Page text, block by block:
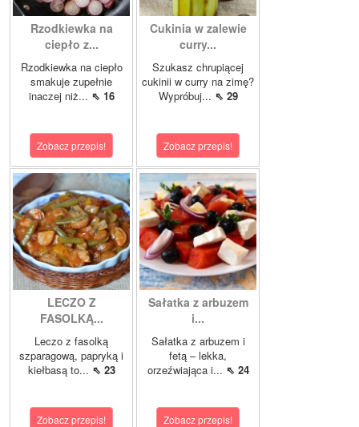
Rzodkiewka na
ciepło z...
Rzodkiewka na ciepło
smakuje zupełnie
inaczej niż... ⇖ 16
Zobacz przepis!
Cukinia w zalewie
curry...
Szukasz chrupiącej
cukinii w curry na zimę?
Wypróbuj... ⇖ 29
Zobacz przepis!
LECZO Z
FASOLKĄ...
Leczo z fasolką
szparagową, papryką i
kiełbasą to... ⇖ 23
Zobacz przepis!
Sałatka z arbuzem
i...
Sałatka z arbuzem i
fetą – lekka,
orzeźwiająca i... ⇖ 24
Zobacz przepis!